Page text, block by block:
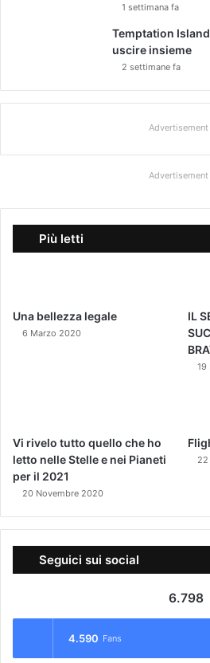
1 settimana fa
Temptation
uscire insieme
2 settimane fa
Advertisement
Advertisement
Più letti
Una bellezza legale
6 Marzo 2020
IL
19
Vi rivelo tutto quello che ho
letto nelle Stelle e nei Pianeti
per il 2021
20 Novembre 2020
22
Seguici sui social
6.798
4.590 Fans